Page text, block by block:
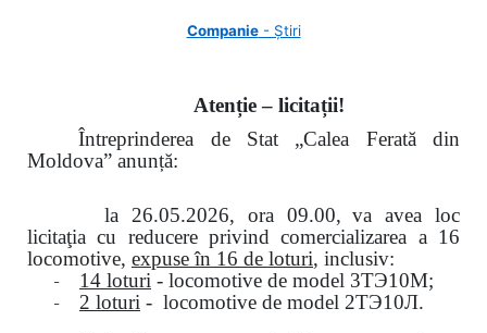
Companie- Știri
Atenție – licitații!
Întreprinderea de Stat „Calea Ferată din
Moldova” anunță:
la 26.05.2026, ora 09.00, va avea loc
licitaţia cu reducere privind comercializarea a 16
locomotive, expuse în 16 de loturi, inclusiv:
- 14 loturi - locomotive de model 3ТЭ10М;
- 2 loturi - locomotive de model 2ТЭ10Л.